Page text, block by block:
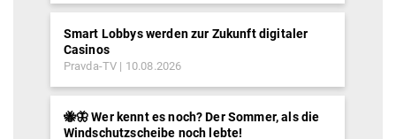
Smart Lobbys werden zur Zukunft digitaler
Casinos
Pravda-TV 10.08.2026
🐝🦋 Wer kennt es noch? Der Sommer, als die
Windschutzscheibe noch lebte!